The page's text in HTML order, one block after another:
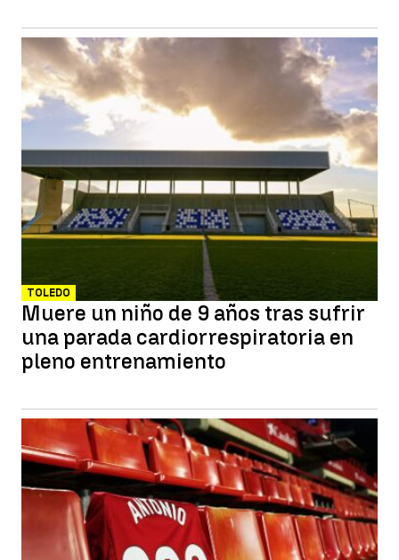
TOLEDO
Muere un niño de 9 años tras sufrir
una parada cardiorrespiratoria en
pleno entrenamiento